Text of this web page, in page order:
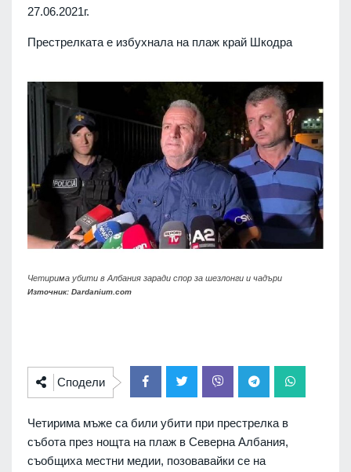
27.06.2021г.
Престрелката е избухнала на плаж край Шкодра
Четирима убити в Албания заради спор за шезлонги и чадъри
Източник: Dardanium.com
Сподели
Четирима мъже са били убити при престрелка в
събота през нощта на плаж в Северна Албания,
съобщиха местни медии, позовавайки се на